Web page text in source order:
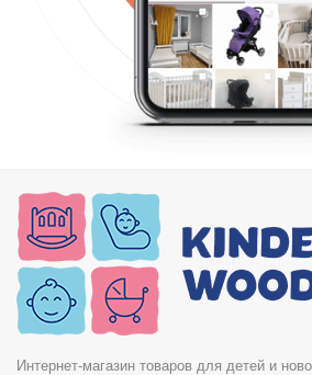
Интернет-магазин товаров для детей и